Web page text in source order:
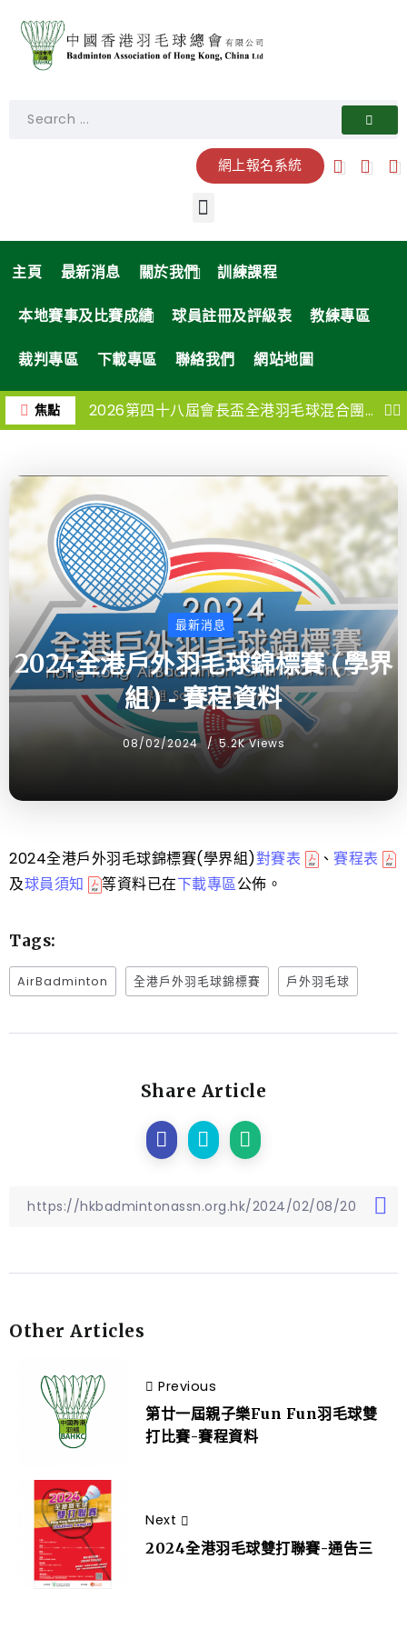
網上報名系統
主頁 最新消息 關於我們 訓練課程
本地賽事及比賽成績 球員註冊及評級表 教練專區
裁判專區 下載專區 聯絡我們 網站地圖
焦點 2026第四十八屆會長盃全港羽毛球混合團體錦標賽-報名球隊名單
最新消息
2024全港戶外羽毛球錦標賽 (學界
組) ‐ 賽程資料
08/02/2024 5.2K Views
2024全港戶外羽毛球錦標賽(學界組)對賽表 、 賽程表
及球員須知 等資料已在下載專區公佈。
Tags:
AirBadminton 全港戶外羽毛球錦標賽 戶外羽毛球
Share Article
Other Articles
Previous
第廿一屆親子樂Fun Fun羽毛球雙
打比賽-賽程資料
Next
2024全港羽毛球雙打聯賽-通告三